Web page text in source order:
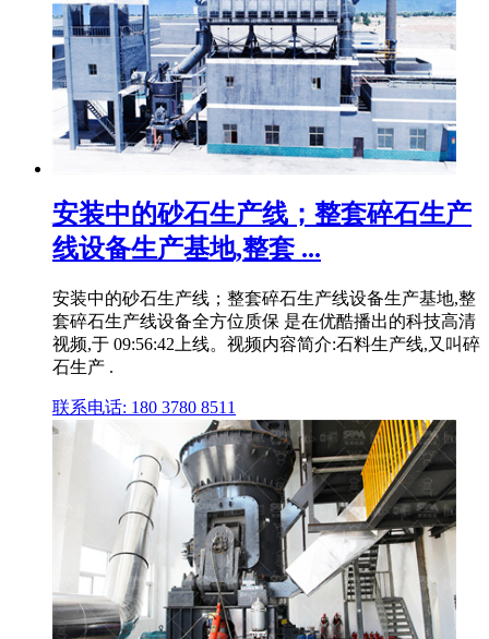
安装中的砂石生产线；整套碎石生产
线设备生产基地,整套 ...
安装中的砂石生产线；整套碎石生产线设备生产基地,整
套碎石生产线设备全方位质保 是在优酷播出的科技高清
视频,于 09:56:42上线。视频内容简介:石料生产线,又叫碎
石生产 .
联系电话: 180 3780 8511